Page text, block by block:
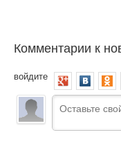
Комментарии к
войдите